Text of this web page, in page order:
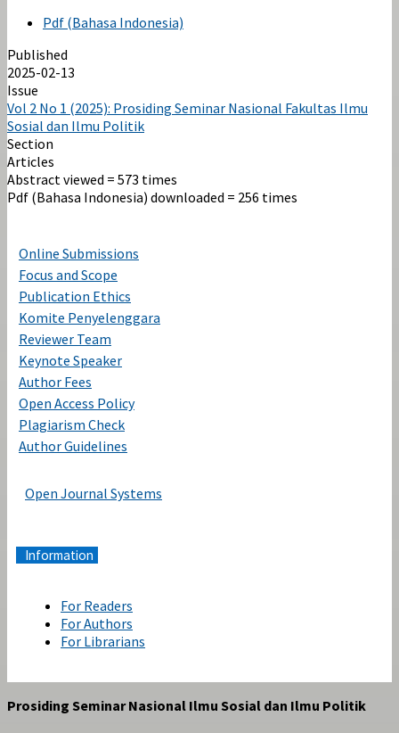
Pdf (Bahasa Indonesia)
Published
2025-02-13
Issue
Vol 2 No 1 (2025): Prosiding Seminar Nasional Fakultas Ilmu
Sosial dan Ilmu Politik
Section
Articles
Abstract viewed = 573 times
Pdf (Bahasa Indonesia) downloaded = 256 times
Online Submissions
Focus and Scope
Publication Ethics
Komite Penyelenggara
Reviewer Team
Keynote Speaker
Author Fees
Open Access Policy
Plagiarism Check
Author Guidelines
Open Journal Systems
Information
For Readers
For Authors
For Librarians
Prosiding Seminar Nasional Ilmu Sosial dan Ilmu Politik